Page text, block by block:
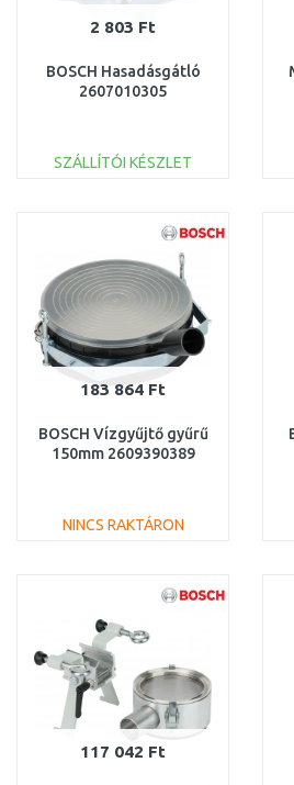
2 803 Ft
BOSCH Hasadásgátló
2607010305
SZÁLLÍTÓI KÉSZLET
Összehasonlítás
183 864 Ft
BOSCH Vízgyűjtő gyűrű
150mm 2609390389
NINCS RAKTÁRON
Összehasonlítás
117 042 Ft